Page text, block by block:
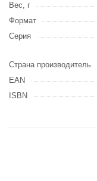
Вес, г
Формат
Серия
Страна производитель
EAN
ISBN